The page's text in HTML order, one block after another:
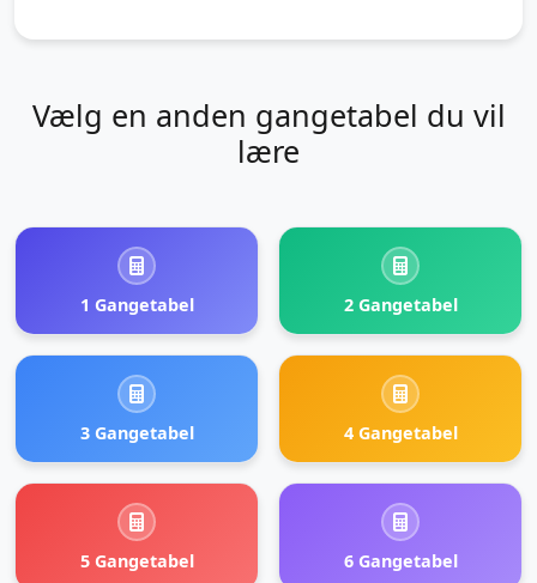
Vælg en anden gangetabel du vil
lære
1 Gangetabel 2 Gangetabel
3 Gangetabel 4 Gangetabel
5 Gangetabel 6 Gangetabel